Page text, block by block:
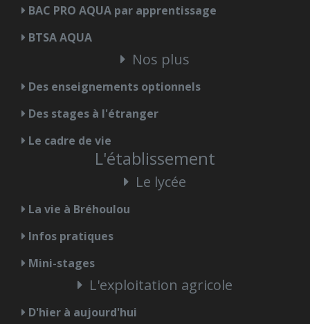
BAC PRO AQUA par apprentissage
BTSA AQUA
Nos plus
Des enseignements optionnels
Des stages à l'étranger
Le cadre de vie
L'établissement
Le lycée
La vie à Bréhoulou
Infos pratiques
Mini-stages
L'exploitation agricole
D'hier à aujourd'hui